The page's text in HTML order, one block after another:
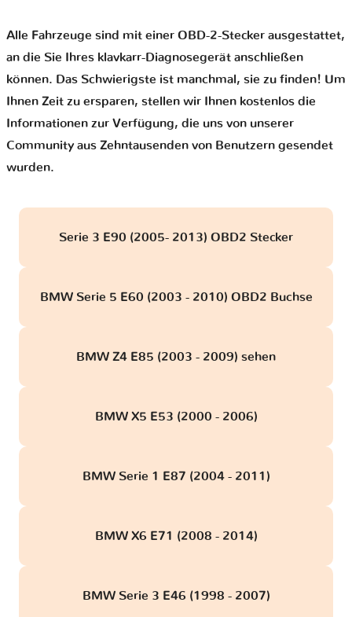
Alle Fahrzeuge sind mit einer OBD-2-Stecker ausgestattet,
an die Sie Ihres klavkarr-Diagnosegerät anschließen
können. Das Schwierigste ist manchmal, sie zu finden! Um
Ihnen Zeit zu ersparen, stellen wir Ihnen kostenlos die
Informationen zur Verfügung, die uns von unserer
Community aus Zehntausenden von Benutzern gesendet
wurden.
Serie 3 E90 (2005- 2013) OBD2 Stecker
BMW Serie 5 E60 (2003 - 2010) OBD2 Buchse
BMW Z4 E85 (2003 - 2009) sehen
BMW X5 E53 (2000 - 2006)
BMW Serie 1 E87 (2004 - 2011)
BMW X6 E71 (2008 - 2014)
BMW Serie 3 E46 (1998 - 2007)